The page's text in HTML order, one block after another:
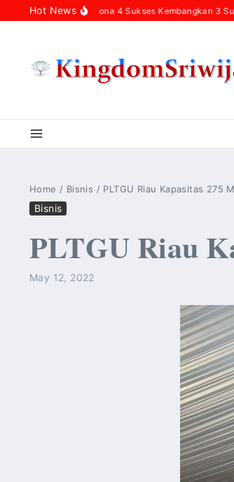
Skip to content
Hot News
Hulu Rokan Zona 4 Sukses Kembangkan 3 Sumur
Home / Bisnis / PLTGU Riau Kapasitas 275
Bisnis
PLTGU Riau
May 12, 2022